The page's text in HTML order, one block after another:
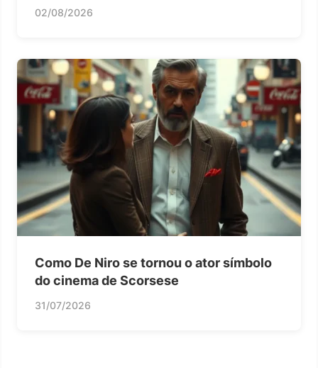
02/08/2026
Como De Niro se tornou o ator símbolo
do cinema de Scorsese
31/07/2026